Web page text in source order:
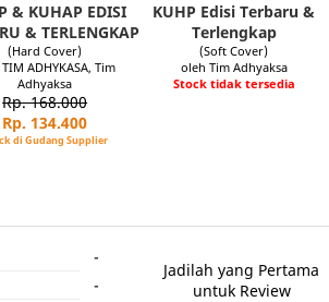
& KUHAP EDISI
& TERLENGKAP
(Hard Cover)
ADHYKASA, Tim
Adhyaksa
Rp. 168.000
Rp. 134.400
di Gudang Supplier
KUHP Edisi Terbaru &
Terlengkap
(Soft Cover)
oleh Tim Adhyaksa
Stock tidak tersedia
-
-
Jadilah yang Pertama
untuk Review